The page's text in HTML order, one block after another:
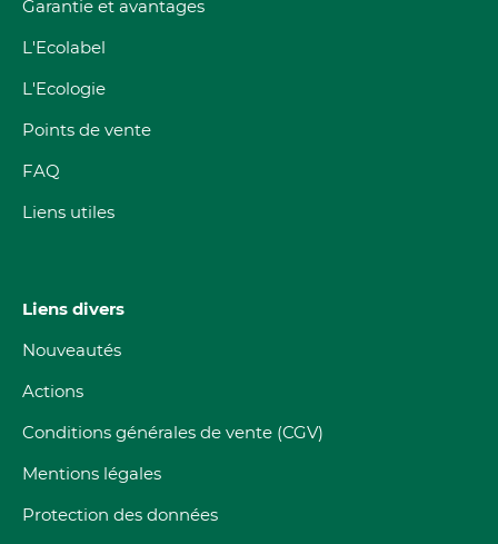
Garantie et avantages
L'Ecolabel
L'Ecologie
Points de vente
FAQ
Liens utiles
Liens divers
Nouveautés
Actions
Conditions générales de vente (CGV)
Mentions légales
Protection des données